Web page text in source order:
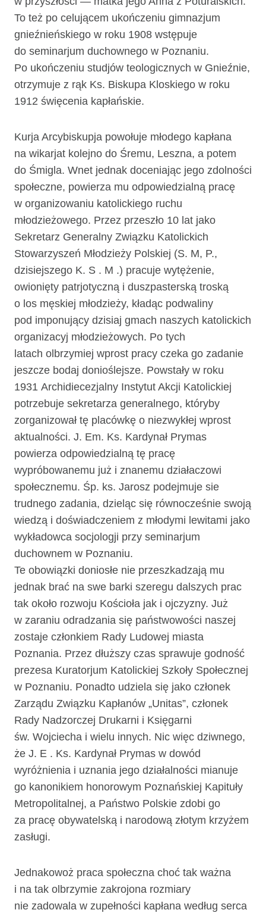
To też po celującem ukończeniu gimnazjum
gnieźnieńskiego w roku 1908 wstępuje
do seminarjum duchow­nego w Poznaniu.
Po ukończeniu studjów teologicznych w Gnieźnie,
otrzymuje z rąk Ks. Biskupa Kloskiego w roku
1912 święcenia kapłańskie.
Kurja Arcybiskupja powołuje młodego kapłana
na wikarjat kolejno do Śremu, Leszna, a potem
do Śmigla. Wnet jednak doceniając jego zdolności
społeczne, po­wierza mu odpowiedzialną pracę
w organizowaniu katolickiego ruchu
młodzieżowego. Przez przeszło 10 lat jako
Sekretarz Generalny Związku Katolickich
Stowarzyszeń Młodzieży Polskiej (S. M, P.,
dzisiejszego K. S . M .) pracuje wytężenie,
owionięty patrjotyczną i duszpasterską troską
o los męskiej młodzieży, kładąc podwaliny
pod imponujący dzisiaj gmach naszych katolickich
organizacyj młodzieżowych. Po tych
latach olbrzymiej wprost pracy czeka go zadanie
jeszcze bodaj donioślejsze. Po­wstały w roku
1931 Archidiecezjalny Instytut Akcji Katolickiej
potrzebuje sekre­tarza generalnego, któryby
zorganizował tę placówkę o niezwykłej wprost
aktualności. J. Em. Ks. Kardynał Prymas
powierza odpowiedzialną tę pracę
wypróbowanemu już i znanemu działaczowi
społecznemu. Śp. ks. Jarosz podejmuje sie
trudnego zadania, dzieląc się równocześnie swoją
wiedzą i doświadczeniem z młodymi lewitami jako
wykładowca socjologji przy seminarjum
duchownem w Poznaniu.
Te obowiązki doniosłe nie przeszkadzają mu
jednak brać na swe barki szeregu dalszych prac
tak około rozwoju Kościoła jak i ojczyzny. Już
w zaraniu odradzania się państwowości naszej
zostaje członkiem Rady Ludowej miasta
Poznania. Przez dłuższy czas sprawuje godność
prezesa Kuratorjum Katolickiej Szkoły Społecznej
w Poznaniu. Ponadto udziela się jako członek
Zarządu Związku Kapłanów „Unitas”, członek
Rady Nadzorczej Drukarni i Księgarni
św. Wojciecha i wielu innych. Nic więc dziwnego,
że J. E . Ks. Kardynał Prymas w dowód
wyróżnienia i uznania jego dzia­łalności mianuje
go kanonikiem honorowym Poznańskiej Kapituły
Metropolitalnej, a Państwo Polskie zdobi go
za pracę obywatelską i narodową złotym krzyżem
zasługi.
Jednakowoż praca społeczna choć tak ważna
i na tak olbrzymie zakrojona rozmiary
nie zadowala w zupełności kapłana według serca